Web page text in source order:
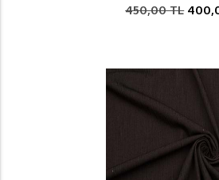
450,00 TL